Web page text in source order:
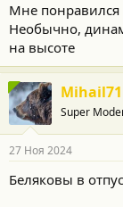
Мне понравился
Необычно,
на высоте
Mihail71
Super
27 Ноя 2024
Беляковы в